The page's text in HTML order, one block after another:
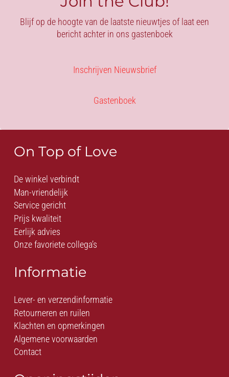
Blijf op de hoogte van de laatste nieuwtjes of laat een
bericht achter in ons gastenboek
Inschrijven Nieuwsbrief
Gastenboek
On Top of Love
De winkel verbindt
Man-vriendelijk
Service gericht
Prijs kwaliteit
Eerlijk advies
Onze favoriete collega’s
Informatie
Lever- en verzendinformatie
Retourneren en ruilen
Klachten en opmerkingen
Algemene voorwaarden
Contact